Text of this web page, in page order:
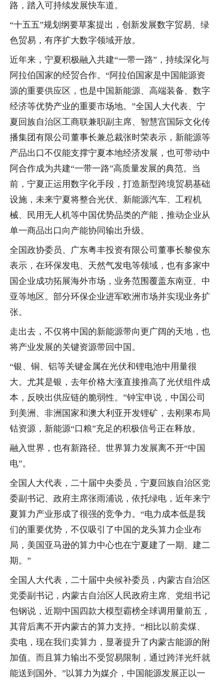
路，踏入可持续发展快车道。
“十五五”规划纲要草案提出，创新发展数字贸易、绿
色贸易，有序扩大数字领域开放。
近年来，宁夏积极融入共建“一带一路”，持续深化与
阿拉伯国家的经贸合作。“阿拉伯国家是中国能源资
源的重要供应区，也是中国新能源、高端装备、数字
经济等优势产业的重要市场地。”全国人大代表、宁
夏回族自治区工商联兼职副主席、智慧宫国际文化传
播集团有限公司董事长兼总裁张时荣表示，新能源等
产品出口不仅能支撑宁夏本地经济发展，也可带动中
阿合作成为共建“一带一路”高质量发展的典范。当
前，宁夏正运用数字化手段，打造新型跨境贸易基础
设施，未来宁夏将整合光伏、新能源汽车、工程机
械、民用无人机等中国优势品类的产能，推动企业从
单一商品出口向产能协同输出升级。
全国政协委员、广东粤丰投资有限公司董事长黎俊东
表示，在环保发电、天然气发电等领域，也有多家中
国企业成功拓展海外市场，业务范围覆盖东南亚、中
亚等地区。部分环保企业进军欧洲市场并实现业务扩
张。
走出去，不仅将中国的新能源带向更广阔的天地，也
将产业发展的关键资源带回中国。
“银、铜、铝等关键金属在光伏和锂电池中用量很
大。尤其是银，去年价格大涨直接推高了光伏组件成
本，反映出供应链的脆弱性。”钟宝申说，中国公司
到美洲、非洲国家和澳大利亚开发锂矿，去刚果布局
钴资源，新能源“口粮”充足的积极信号正在释放。
融入世界，也有新路径。世界算力发展离不开“中国
电”。
全国人大代表，二十届中央委员，宁夏回族自治区党
委副书记、政府主席张雨浦说，依托绿电，近年来宁
夏算力产业形成了很强的竞争力。“电力成本低是我
们的重要优势，不仅吸引了中国的龙头算力企业布
局，美国亚马逊的算力中心也在宁夏建了一期、建二
期。”
全国人大代表，二十届中央候补委员，内蒙古自治区
党委副书记，内蒙古自治区人民政府主席、党组书记
包钢说，近期中国四款大模型霸榜全球调用量前五，
其背后离不开内蒙古的算力支持。“相比以前卖煤、
卖电，现在我们卖算力，显著提升了内蒙古能源的附
加值。而且算力输出不受贸易限制，通过跨洋光纤就
能送到国外。”以算力为媒介，中国能源发展正以一